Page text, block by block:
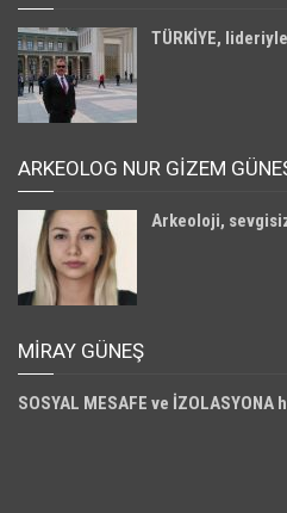
TÜRKİYE,
ARKEOLOG NUR GİZEM
Arkeoloji,
MIRAY GÜNEŞ
SOSYAL MESAFE ve İZOLASYONA